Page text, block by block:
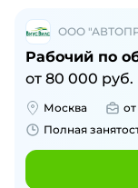
ООО
Рабочий по
от 80 000 руб.
Москва от
Полная